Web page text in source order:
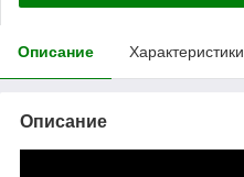
Описание Характеристики
Описание